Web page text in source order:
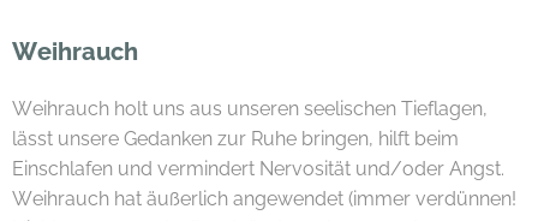
Weihrauch
Weihrauch holt uns aus unseren seelischen Tieflagen,
lässt unsere Gedanken zur Ruhe bringen, hilft beim
Einschlafen und vermindert Nervosität und/oder Angst.
Weihrauch hat äußerlich angewendet (immer verdünnen!